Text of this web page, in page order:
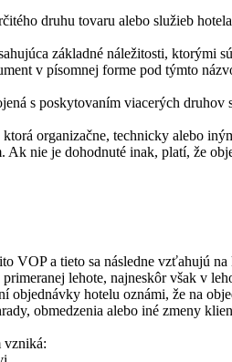
druhu tovaru alebo služieb
základné náležitosti, ktorými
v písomnej forme pod týmto
s poskytovaním viacerých
organizačne, technicky alebo
nie je dohodnuté inak, platí, že
a tieto sa následne vzťahujú
lehote, najneskôr však v
hotelu oznámi, že na
obmedzenia alebo iné zmeny
vzniká: